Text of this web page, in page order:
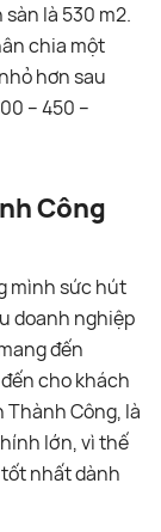
là 530 m2.
chia một
hơn sau
– 450 –
Công
mình sức hút
doanh nghiệp
đến
cho khách
Thành Công, là
lớn, vì thế
nhất dành